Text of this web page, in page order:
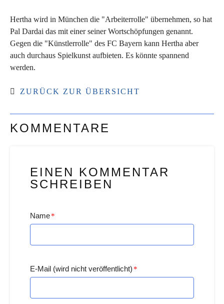
Hertha wird in München die "Arbeiterrolle" übernehmen, so hat
Pal Dardai das mit einer seiner Wortschöpfungen genannt.
Gegen die "Künstlerrolle" des FC Bayern kann Hertha aber
auch durchaus Spielkunst aufbieten. Es könnte spannend
werden.
ZURÜCK ZUR ÜBERSICHT
KOMMENTARE
EINEN KOMMENTAR
SCHREIBEN
Name*
E-Mail (wird nicht veröffentlicht) *